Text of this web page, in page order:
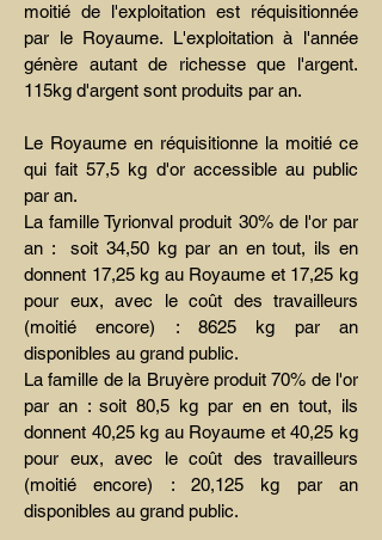
moitié de l'exploitation est réquisitionnée
par le Royaume. L'exploitation à l'année
génère autant de richesse que l'argent.
115kg d'argent sont produits par an.
Le Royaume en réquisitionne la moitié ce
qui fait 57,5 kg d'or accessible au public
par an.
La famille Tyrionval produit 30% de l'or par
an : soit 34,50 kg par an en tout, ils en
donnent 17,25 kg au Royaume et 17,25 kg
pour eux, avec le coût des travailleurs
(moitié encore) : 8625 kg par an
disponibles au grand public.
La famille de la Bruyère produit 70% de l'or
par an : soit 80,5 kg par en en tout, ils
donnent 40,25 kg au Royaume et 40,25 kg
pour eux, avec le coût des travailleurs
(moitié encore) : 20,125 kg par an
disponibles au grand public.